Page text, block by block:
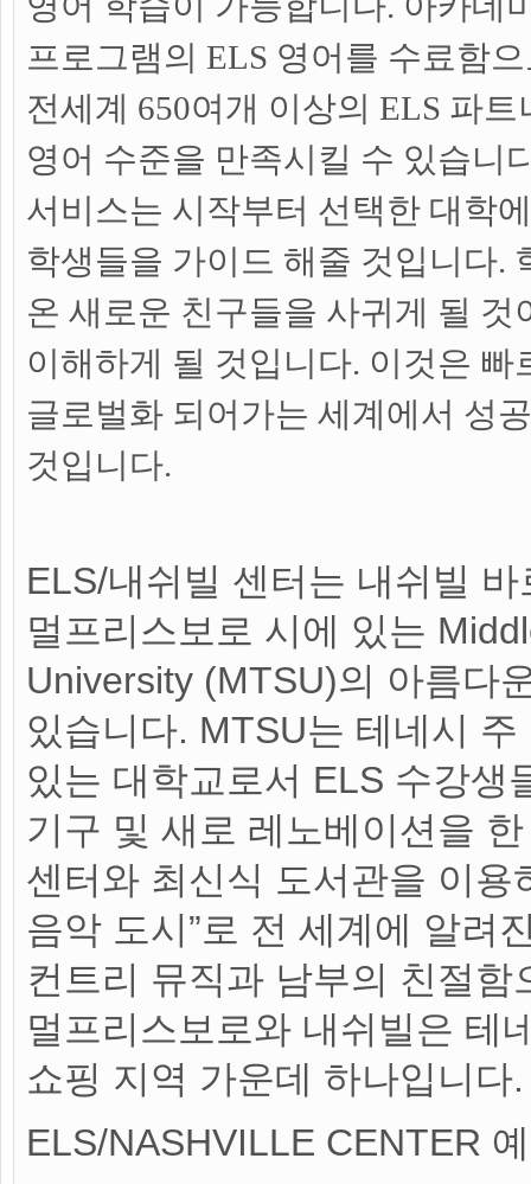
프로그램의 ELS 영어를 수료함
전세계 650여개 이상의 ELS 파
영어 수준을 만족시킬 수 있습니
서비스는 시작부터 선택한 대학
학생들을 가이드 해줄 것입니다.
온 새로운 친구들을 사귀게 될 것
이해하게 될 것입니다. 이것은 빠
글로벌화 되어가는 세계에서 성
것입니다.
ELS/내쉬빌 센터는 내쉬빌
멀프리스보로 시에 있는
University (MTSU)의 아름다
있습니다. MTSU는 테네시
있는 대학교로서 ELS 수강생
기구 및 새로 레노베이션을
센터와 최신식 도서관을 이용
음악 도시”로 전 세계에 알려
컨트리 뮤직과 남부의 친절함
멀프리스보로와 내쉬빌은 테
쇼핑 지역 가운데 하나입니
ELS/NASHVILLE CENTER